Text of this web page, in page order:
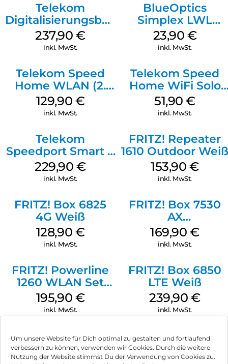
Um unsere Website für Dich optimal zu gestalten und fortlaufend
verbessern zu können, verwenden wir Cookies. Durch die weitere
Nutzung der Website stimmst Du der Verwendung von Cookies zu.
Telekom
Digitalisierungsbox
Smart 2
Telefonanlage und
237,90€
inkl. MwSt.
BlueOptics
Simplex LWL
Patchkabel LC-
APC Singlemode
23,90 €
inkl. MwSt.
Telekom Speed
Home WLAN (2.
Gen) Schwarz
129,90 €
inkl. MwSt.
Telekom Speed
Home WiFi Solo
refurbished Weiß
51,90€
inkl. MwSt.
Telekom
Speedport Smart 4
R2 Schwarz
229,90€
inkl. MwSt.
FRITZ! Repeater
1610 Outdoor Weiß
153,90€
inkl. MwSt.
FRITZ! Box 6825
4G Weiß
128,90 €
inkl. MwSt.
FRITZ! Box 7530
AX
Weiß
169,90€
inkl. MwSt.
FRITZ! Powerline
1260 WLAN Set
Weiß
195,90 €
inkl. MwSt.
FRITZ! Box 6850
LTE Weiß
239,90€
inkl. MwSt.